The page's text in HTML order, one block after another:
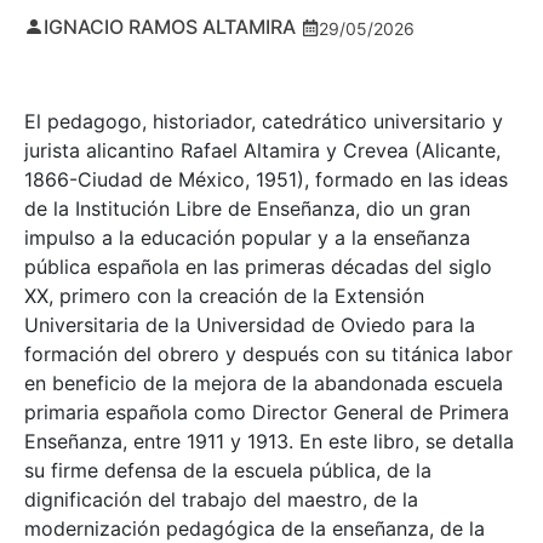
IGNACIO RAMOS ALTAMIRA 29/05/2026
El pedagogo, historiador, catedrático universitario y
jurista alicantino Rafael Altamira y Crevea (Alicante,
1866-Ciudad de México, 1951), formado en las ideas
de la Institución Libre de Enseñanza, dio un gran
impulso a la educación popular y a la enseñanza
pública española en las primeras décadas del siglo
XX, primero con la creación de la Extensión
Universitaria de la Universidad de Oviedo para la
formación del obrero y después con su titánica labor
en beneficio de la mejora de la abandonada escuela
primaria española como Director General de Primera
Enseñanza, entre 1911 y 1913. En este libro, se detalla
su firme defensa de la escuela pública, de la
dignificación del trabajo del maestro, de la
modernización pedagógica de la enseñanza, de la